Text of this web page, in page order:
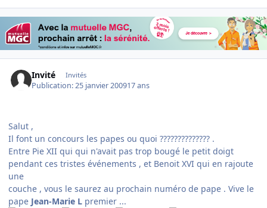
Invité Invités
Publication:25 janvier 200917 ans
Salut ,
Il font un concours les papes ou quoi ?????????????? .
Entre Pie XII qui qui n'avait pas trop bougé le petit doigt
pendant ces tristes événements , et Benoit XVI qui en rajoute
une
couche , vous le saurez au prochain numéro de pape . Vive le
pape Jean-Marie L premier ...